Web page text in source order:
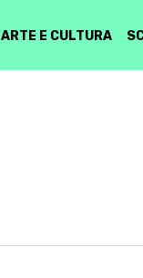
ARTE E CULTURA